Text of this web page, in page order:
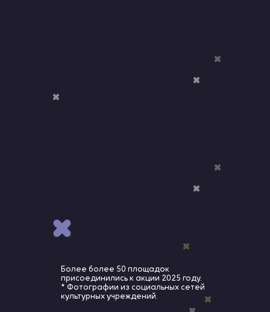
Более более 50 площадок
присоединились к акции 2025 году.
* Фотографии из социальных сетей
культурных учреждений.